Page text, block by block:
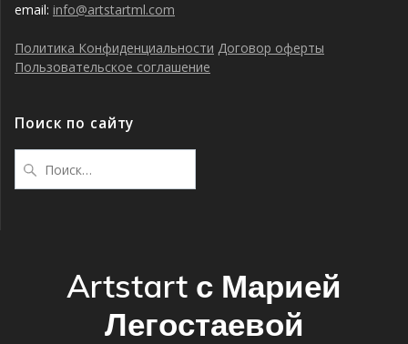
email: info@artstartml.com
Политика Конфиденциальности Договор оферты
Пользовательское соглашение
Поиск по сайту
Artstart с Марией
Легостаевой